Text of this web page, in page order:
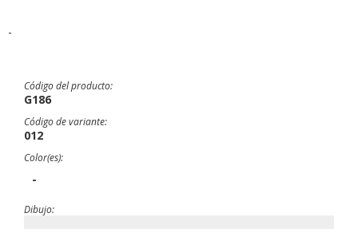
-
Código del producto:
G186
Código de variante:
012
Color(es):
-
Dibujo: